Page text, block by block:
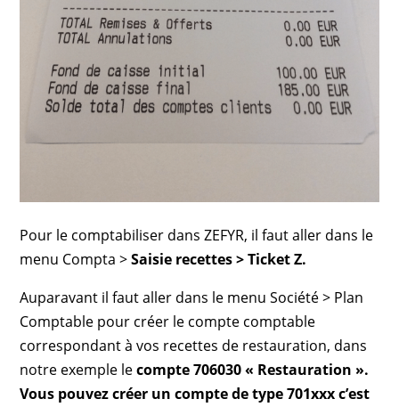
Pour le comptabiliser dans ZEFYR, il faut aller dans le
menu Compta >Saisie recettes > Ticket Z.
Auparavant il faut aller dans le menu Société > Plan
Comptable pour créer le compte comptable
correspondant à vos recettes de restauration, dans
notre exemple lecompte 706030 « Restauration ».
Vous pouvez créer un compte de type 701xxx c’est